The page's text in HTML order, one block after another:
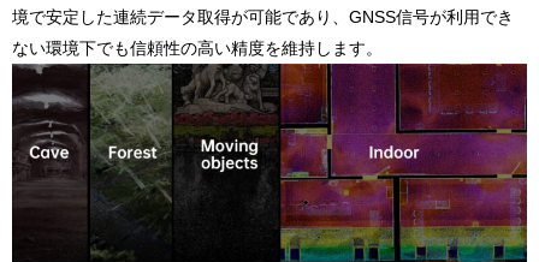
境で安定した連続データ取得が可能であり、GNSS信号が利用でき
ない環境下でも信頼性の高い精度を維持します。